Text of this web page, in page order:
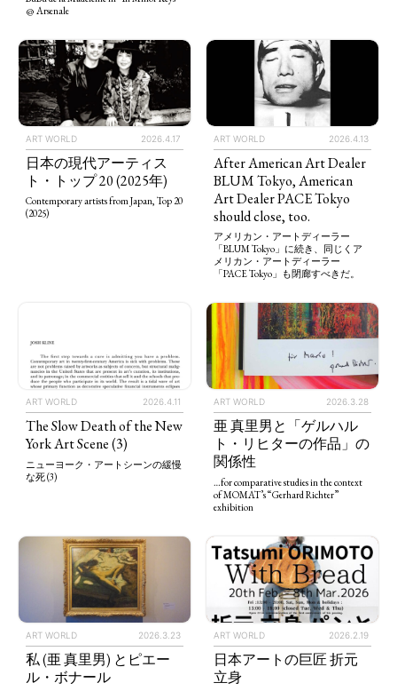
@ Arsenale
ART WORLD 2026.4.17
日本の現代アーティス
ト・トップ 20 (2025年)
Contemporary artists from Japan, Top 20
(2025)
ART WORLD 2026.4.13
After American Art Dealer
BLUM Tokyo, American
Art Dealer PACE Tokyo
should close, too.
アメリカン・アートディーラー
「BLUM Tokyo」に続き、同じくア
メリカン・アートディーラー
「PACE Tokyo」も閉廊すべきだ。
ART WORLD 2026.4.11
The Slow Death of the New
York Art Scene (3)
ニューヨーク・アートシーンの緩慢
な死 (3)
ART WORLD 2026.3.28
亜 真里男と「ゲルハル
ト・リヒターの作品」の
関係性
…for comparative studies in the context
of MOMAT’s “Gerhard Richter”
exhibition
ART WORLD 2026.3.23
私 (亜 真里男) とピエー
ル・ボナール
ART WORLD 2026.2.19
日本アートの巨匠 折元
立身